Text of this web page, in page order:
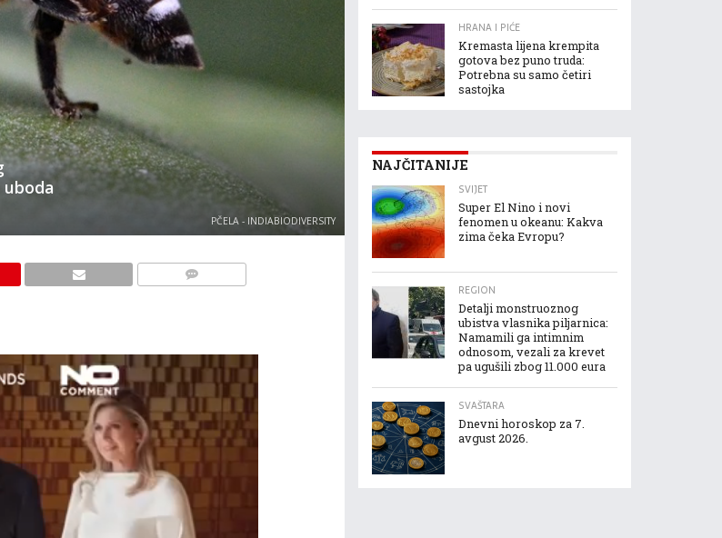
uboda
PČELA - INDIABIODIVERSITY
HRANA I PIĆE
Kremasta lijena krempita
gotova bez puno truda:
Potrebna su samo četiri
sastojka
NAJČITANIJE
SVIJET
Super El Nino i novi
fenomen u okeanu: Kakva
zima čeka Evropu?
REGION
Detalji monstruoznog
ubistva vlasnika piljarnica:
Namamili ga intimnim
odnosom, vezali za krevet
pa ugušili zbog 11.000 eura
SVAŠTARA
Dnevni horoskop za 7.
avgust 2026.